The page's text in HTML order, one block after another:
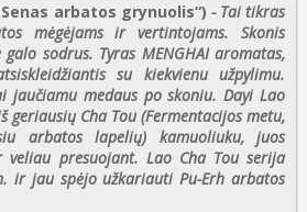
arbatos grynuolis“) - Tai tikras
mėgėjams ir vertintojams. Skonis
sodrus. Tyras MENGHAI aromatas,
su kiekvienu užpylimu.
jaučiamu medaus po skoniu. Dayi Lao
geriausių Cha Tou (Fermentacijos metu,
arbatos lapelių) kamuoliuku, juos
presuojant. Lao Cha Tou serija
ir jau spėjo užkariauti Pu-Erh arbatos